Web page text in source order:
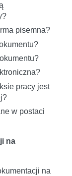
pisemna?
pracy jest
w postaci
na
na